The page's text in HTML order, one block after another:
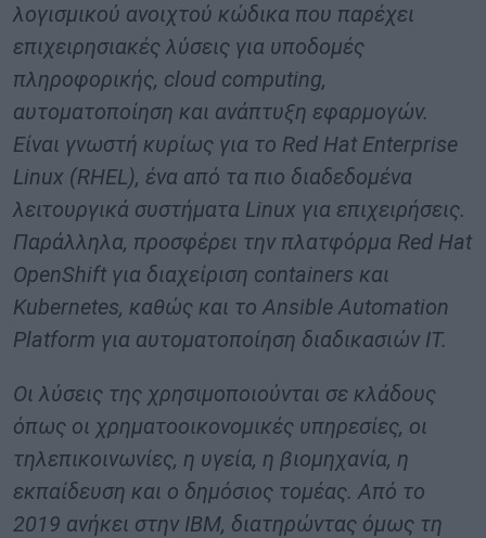
λογισμικού ανοιχτού κώδικα που παρέχει
επιχειρησιακές λύσεις για υποδομές
πληροφορικής, cloud computing,
αυτοματοποίηση και ανάπτυξη εφαρμογών.
Είναι γνωστή κυρίως για το Red Hat Enterprise
Linux (RHEL), ένα από τα πιο διαδεδομένα
λειτουργικά συστήματα Linux για επιχειρήσεις.
Παράλληλα, προσφέρει την πλατφόρμα Red Hat
OpenShift για διαχείριση containers και
Kubernetes, καθώς και το Ansible Automation
Platform για αυτοματοποίηση διαδικασιών IT.
Οι λύσεις της χρησιμοποιούνται σε κλάδους
όπως οι χρηματοοικονομικές υπηρεσίες, οι
τηλεπικοινωνίες, η υγεία, η βιομηχανία, η
εκπαίδευση και ο δημόσιος τομέας. Από το
2019 ανήκει στην IBM, διατηρώντας όμως τη